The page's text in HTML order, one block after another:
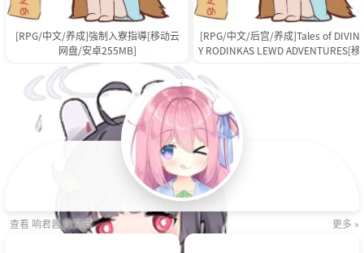
[RPG/中文/养成]強制入寮指導[移动云
网盘/安卓255MB]
[RPG/中文/后宫/养成]Tales of
Y RODINKAS LEWD ADVENTURES[移
查看 响君酱 的文章 更多 »